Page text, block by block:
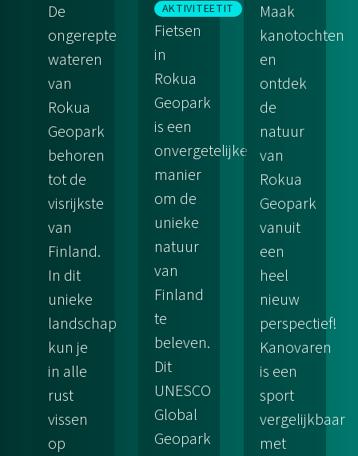
De
ongerepte
wateren
van
Rokua
Geopark
behoren
tot de
visrijkste
van
Finland.
In dit
unieke
landschap
kun je
in alle
rust
vissen
op
AKTIVITEETIT
Fietsen
in
Rokua
Geopark
is een
onvergetelijke
manier
om de
unieke
natuur
van
Finland
te
beleven.
Dit
UNESCO
Global
Geopark
Maak
kanotochten
en
ontdek
de
natuur
van
Rokua
Geopark
vanuit
een
heel
nieuw
perspectief!
Kanovaren
is een
sport
vergelijkbaar
met